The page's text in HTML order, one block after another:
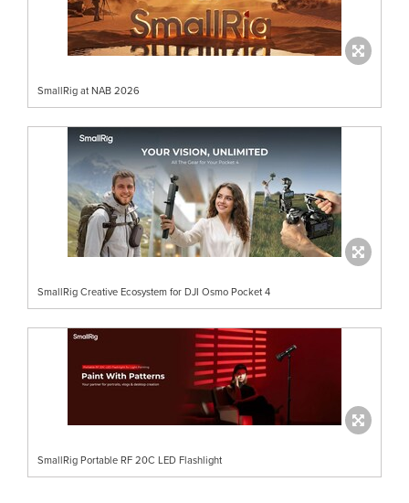
SmallRig at NAB 2026
SmallRig Creative Ecosystem for DJI Osmo Pocket 4
SmallRig Portable RF 20C LED Flashlight